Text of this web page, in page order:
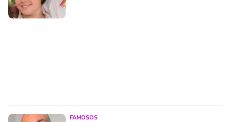
FAMOSOS